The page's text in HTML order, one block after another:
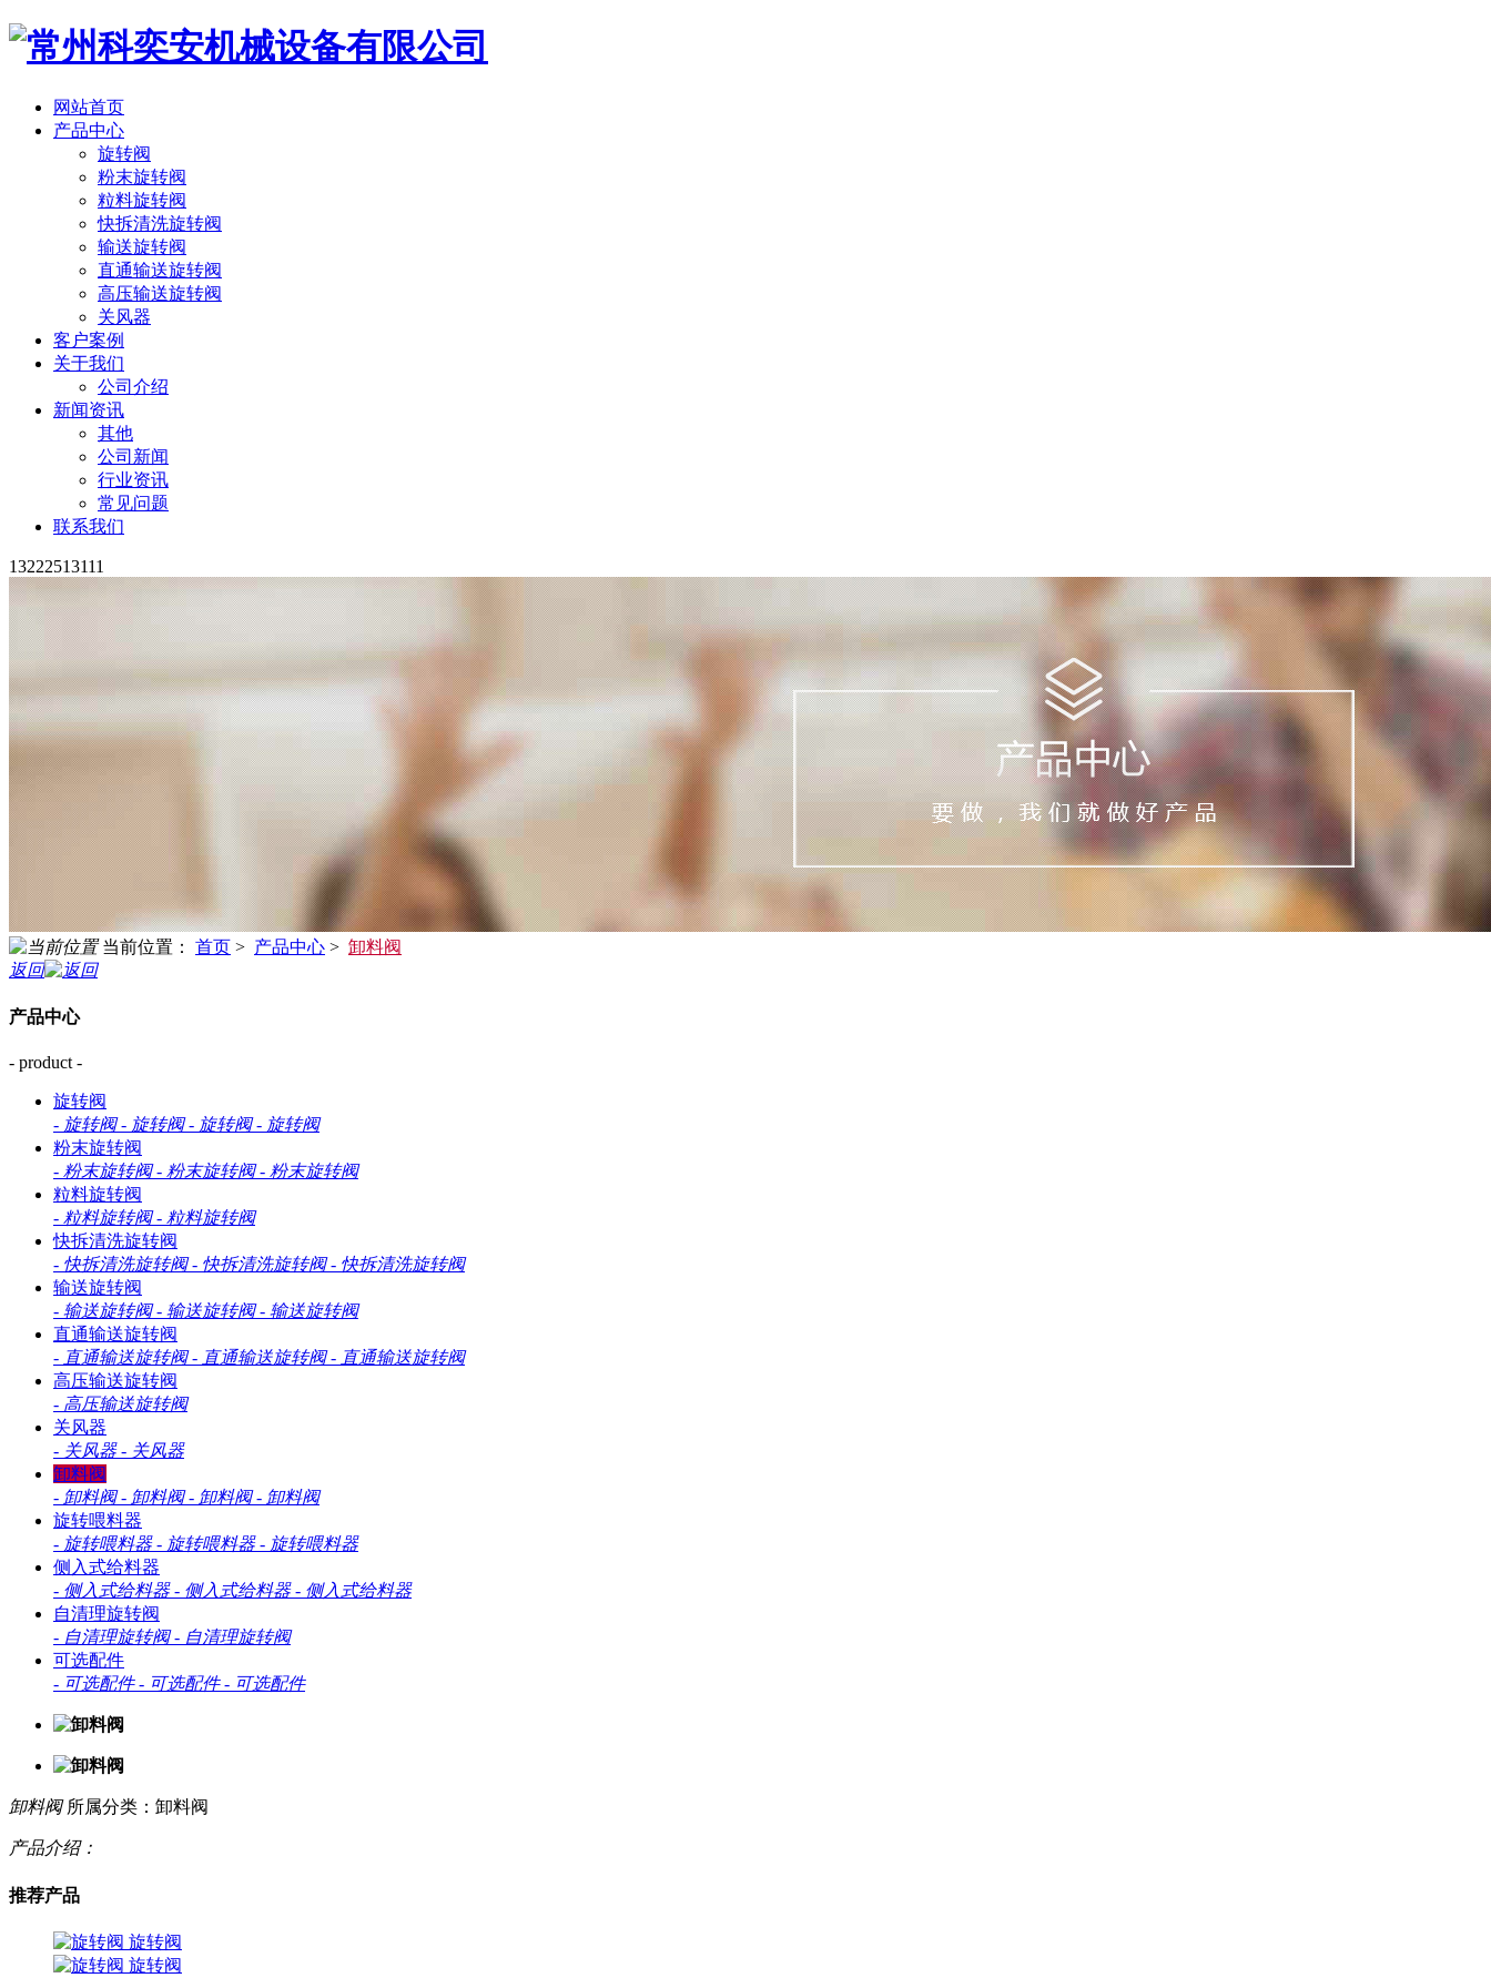
网站首页
产品中心
旋转阀
粉末旋转阀
粒料旋转阀
快拆清洗旋转阀
输送旋转阀
直通输送旋转阀
高压输送旋转阀
关风器
客户案例
关于我们
公司介绍
新闻资讯
其他
公司新闻
行业资讯
常见问题
联系我们
13222513111
当前位置： 首页 > 产品中心 > 卸料阀
返回
产品中心
- product -
旋转阀
- 旋转阀 - 旋转阀 - 旋转阀 - 旋转阀
粉末旋转阀
- 粉末旋转阀 - 粉末旋转阀 - 粉末旋转阀
粒料旋转阀
- 粒料旋转阀 - 粒料旋转阀
快拆清洗旋转阀
- 快拆清洗旋转阀 - 快拆清洗旋转阀 - 快拆清洗旋转阀
输送旋转阀
- 输送旋转阀 - 输送旋转阀 - 输送旋转阀
直通输送旋转阀
- 直通输送旋转阀 - 直通输送旋转阀 - 直通输送旋转阀
高压输送旋转阀
- 高压输送旋转阀
关风器
- 关风器 - 关风器
卸料阀
- 卸料阀 - 卸料阀 - 卸料阀 - 卸料阀
旋转喂料器
- 旋转喂料器 - 旋转喂料器 - 旋转喂料器
侧入式给料器
- 侧入式给料器 - 侧入式给料器 - 侧入式给料器
自清理旋转阀
- 自清理旋转阀 - 自清理旋转阀
可选配件
- 可选配件 - 可选配件 - 可选配件
卸料阀所属分类：卸料阀
产品介绍：
推荐产品
旋转阀
旋转阀